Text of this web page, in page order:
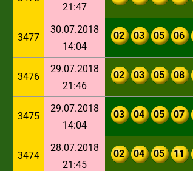
21:47
3477
30.07.2018
14:04
02 03 05 06
3476
29.07.2018
21:46
02 03 05 08
3475
29.07.2018
14:04
03 04 05 07
3474
28.07.2018
21:45
02 04 05 11